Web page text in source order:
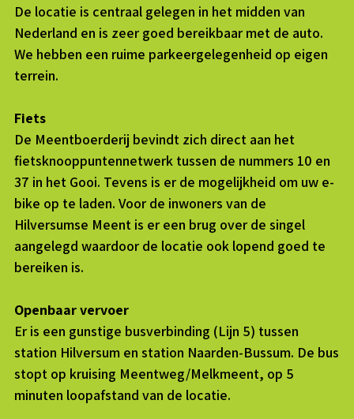
De locatie is centraal gelegen in het midden van
Nederland en is zeer goed bereikbaar met de auto.
We hebben een ruime parkeergelegenheid op eigen
terrein.
Fiets
De Meentboerderij bevindt zich direct aan het
fietsknooppuntennetwerk tussen de nummers 10 en
37 in het Gooi. Tevens is er de mogelijkheid om uw e-
bike op te laden. Voor de inwoners van de
Hilversumse Meent is er een brug over de singel
aangelegd waardoor de locatie ook lopend goed te
bereiken is.
Openbaar vervoer
Er is een gunstige busverbinding (Lijn 5) tussen
station Hilversum en station Naarden-Bussum. De bus
stopt op kruising Meentweg/Melkmeent, op 5
minuten loopafstand van de locatie.